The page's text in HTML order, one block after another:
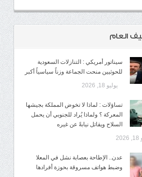
العام
سيناتور أمريكي : التنازلات السعودية
للحوثيين منحت الجماعة وزناً سياسياً أكبر
يوليو 18, 2026
تساؤلات : لماذا لا تخوض المملكة بجيشها
المعركة ؟ ولماذا يُراد للجنوبي أن يحمل
السلاح ويقاتل نيابةً عن غيره
عدن.. الإطاحة بعصابة نشل في المعلا
وضبط هواتف مسروقة بحوزة أفرادها